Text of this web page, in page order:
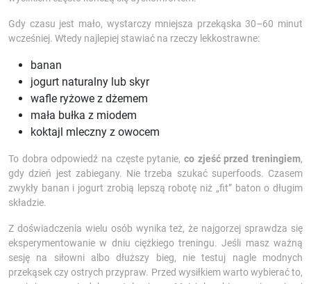
Gdy czasu jest mało, wystarczy mniejsza przekąska 30–60 minut
wcześniej. Wtedy najlepiej stawiać na rzeczy lekkostrawne:
banan
jogurt naturalny lub skyr
wafle ryżowe z dżemem
mała bułka z miodem
koktajl mleczny z owocem
To dobra odpowiedź na częste pytanie, co zjeść przed treningiem,
gdy dzień jest zabiegany. Nie trzeba szukać superfoods. Czasem
zwykły banan i jogurt zrobią lepszą robotę niż „fit” baton o długim
składzie.
Z doświadczenia wielu osób wynika też, że najgorzej sprawdza się
eksperymentowanie w dniu ciężkiego treningu. Jeśli masz ważną
sesję na siłowni albo dłuższy bieg, nie testuj nagle modnych
przekąsek czy ostrych przypraw. Przed wysiłkiem warto wybierać to,